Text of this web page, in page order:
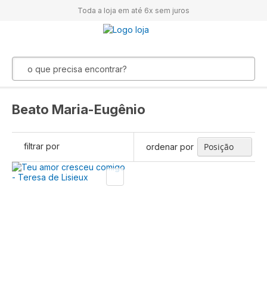
Toda a loja em até 6x sem juros
Beato Maria-Eugênio
ordenar por
filtrar por